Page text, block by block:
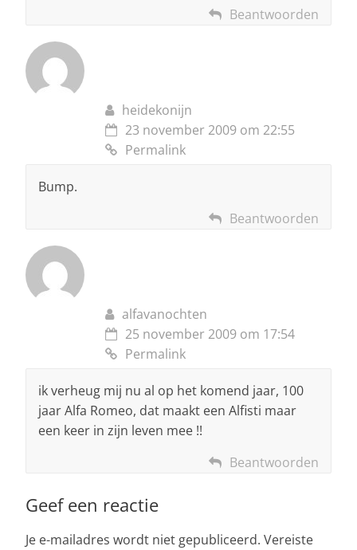
Beantwoorden
heidekonijn
23 november 2009 om 22:55
Permalink
Bump.
Beantwoorden
alfavanochten
25 november 2009 om 17:54
Permalink
ik verheug mij nu al op het komend jaar, 100
jaar Alfa Romeo, dat maakt een Alfisti maar
een keer in zijn leven mee !!
Beantwoorden
Geef een reactie
Je e-mailadres wordt niet gepubliceerd. Vereiste